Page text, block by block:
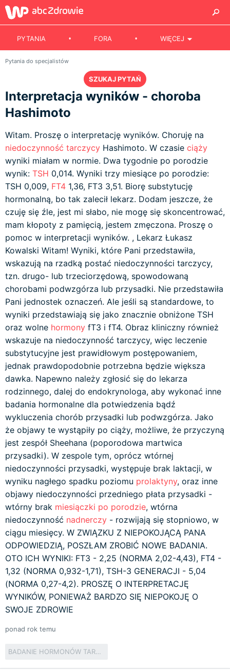
PYTANIA FORA WIĘCEJ
Pytania do specjalistów
SZUKAJ PYTAŃ
Interpretacja wyników - choroba
Hashimoto
Witam. Proszę o interpretację wyników. Choruję na
niedoczynność tarczycy Hashimoto. W czasie ciąży
wyniki miałam w normie. Dwa tygodnie po porodzie
wynik: TSH 0,014. Wyniki trzy miesiące po porodzie:
TSH 0,009, FT4 1,36, FT3 3,51. Biorę substytucję
hormonalną, bo tak zalecił lekarz. Dodam jeszcze, że
czuję się źle, jest mi słabo, nie mogę się skoncentrować,
mam kłopoty z pamięcią, jestem zmęczona. Proszę o
pomoc w interpretacji wyników. , Lekarz Łukasz
Kowalski Witam! Wyniki, które Pani przedstawiła,
wskazują na rzadką postać niedoczynności tarczycy,
tzn. drugo- lub trzeciorzędową, spowodowaną
chorobami podwzgórza lub przysadki. Nie przedstawiła
Pani jednostek oznaczeń. Ale jeśli są standardowe, to
wyniki przedstawiają się jako znacznie obniżone TSH
oraz wolne hormony fT3 i fT4. Obraz kliniczny również
wskazuje na niedoczynność tarczycy, więc leczenie
substytucyjne jest prawidłowym postępowaniem,
jednak prawdopodobnie potrzebna będzie większa
dawka. Napewno należy zgłosić się do lekarza
rodzinnego, dalej do endokrynologa, aby wykonać inne
badania hormonalne dla potwiedzenia bądź
wykluczenia chorób przysadki lub podwzgórza. Jako
że objawy te wystąpiły po ciąży, możliwe, że przyczyną
jest zespół Sheehana (poporodowa martwica
przysadki). W zespole tym, oprócz wtórnej
niedoczynności przysadki, występuje brak laktacji, w
wyniku nagłego spadku poziomu prolaktyny, oraz inne
objawy niedoczynności przedniego płata przysadki -
wtórny brak miesiączki po porodzie, wtórna
niedoczynność nadnerczy - rozwijają się stopniowo, w
ciągu miesięcy. W ZWIĄZKU Z NIEPOKOJĄCĄ PANA
ODPOWIEDZIĄ, POSZŁAM ZROBIĆ NOWE BADANIA.
OTO ICH WYNIKI: FT3 - 2,25 (NORMA 2,02-4,43), FT4 -
1,32 (NORMA 0,932-1,71), TSH-3 GENERACJI - 5,04
(NORMA 0,27-4,2). PROSZĘ O INTERPRETACJĘ
WYNIKÓW, PONIEWAŻ BARDZO SIĘ NIEPOKOJĘ O
SWOJE ZDROWIE
ponad rok temu
BADANIE HORMONÓW TARCZYCY